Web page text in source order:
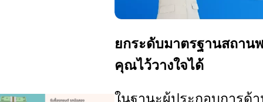
ยกระดับมาตรฐานสถา
คุณไว้วางใจได้
ในฐานะผู้ประกอบการด้